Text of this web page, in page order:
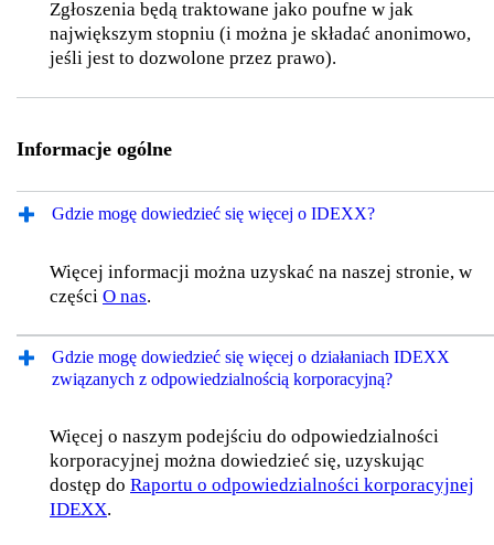
Zgłoszenia będą traktowane jako poufne w jak
największym stopniu (i można je składać anonimowo,
jeśli jest to dozwolone przez prawo).
Informacje ogólne
Gdzie mogę dowiedzieć się więcej o IDEXX?
Więcej informacji można uzyskać na naszej stronie, w
części O nas.
Gdzie mogę dowiedzieć się więcej o działaniach IDEXX
związanych z odpowiedzialnością korporacyjną?
Więcej o naszym podejściu do odpowiedzialności
korporacyjnej można dowiedzieć się, uzyskując
dostęp do Raportu o odpowiedzialności korporacyjnej
IDEXX.